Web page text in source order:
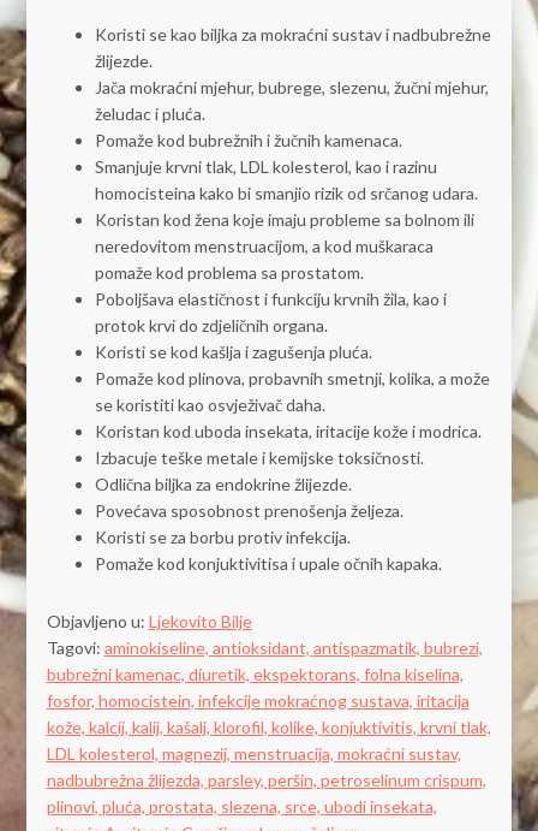
Koristi se kao biljka za mokraćni sustav i nadbubrežne
žlijezde.
Jača mokraćni mjehur, bubrege, slezenu, žučni mjehur,
želudac i pluća.
Pomaže kod bubrežnih i žučnih kamenaca.
Smanjuje krvni tlak, LDL kolesterol, kao i razinu
homocisteina kako bi smanjio rizik od srčanog udara.
Koristan kod žena koje imaju probleme sa bolnom ili
neredovitom menstruacijom, a kod muškaraca
pomaže kod problema sa prostatom.
Poboljšava elastičnost i funkciju krvnih žila, kao i
protok krvi do zdjeličnih organa.
Koristi se kod kašlja i zagušenja pluća.
Pomaže kod plinova, probavnih smetnji, kolika, a može
se koristiti kao osvježivač daha.
Koristan kod uboda insekata, iritacije kože i modrica.
Izbacuje teške metale i kemijske toksičnosti.
Odlična biljka za endokrine žlijezde.
Povećava sposobnost prenošenja željeza.
Koristi se za borbu protiv infekcija.
Pomaže kod konjuktivitisa i upale očnih kapaka.
Objavljeno u: Ljekovito Bilje
Tagovi: aminokiseline, antioksidant, antispazmatik, bubrezi,
bubrežni kamenac, diuretik, ekspektorans, folna kiselina,
fosfor, homocistein, infekcije mokraćnog sustava, iritacija
kože, kalcij, kalij, kašalj, klorofil, kolike, konjuktivitis, krvni tlak,
LDL kolesterol, magnezij, menstruacija, mokraćni sustav,
nadbubrežna žlijezda, parsley, peršin, petroselinum crispum,
plinovi, pluća, prostata, slezena, srce, ubodi insekata,